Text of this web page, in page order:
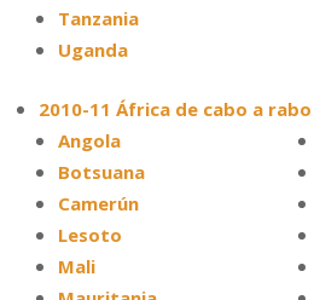
Tanzania
Uganda
2010-11 África de cabo a rabo
Angola
Botsuana
Camerún
Lesoto
Mali